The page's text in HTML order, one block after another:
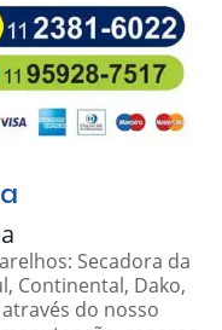
Secadora da
Continental, Dako,
através do nosso